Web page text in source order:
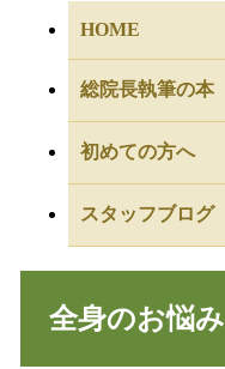
HOME
総院長執筆の本
初めての方へ
スタッフブログ
全身のお悩み